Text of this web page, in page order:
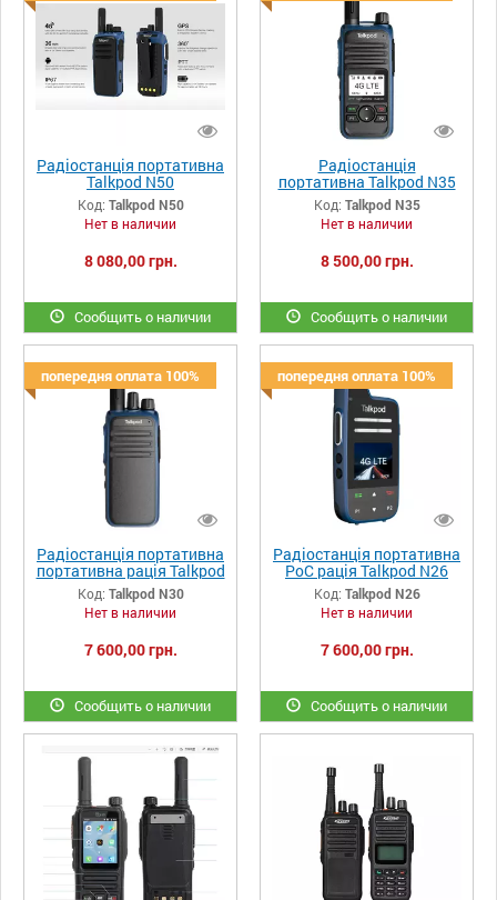
Радіостанція портативна
Talkpod N50
Код: Talkpod N50
Нет в наличии
8 080,00 грн.
Сообщить о наличии
Радіостанція
портативна Talkpod N35
(Linux OS)
Код: Talkpod N35
Нет в наличии
8 500,00 грн.
Сообщить о наличии
попередня оплата 100%
Радіостанція портативна
портативна рація Talkpod
N30
Код: Talkpod N30
Нет в наличии
7 600,00 грн.
Сообщить о наличии
попередня оплата 100%
Радіостанція портативна
PoC рація Talkpod N26
Код: Talkpod N26
Нет в наличии
7 600,00 грн.
Сообщить о наличии